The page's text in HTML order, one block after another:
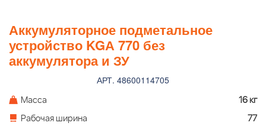
Аккумуляторное подметальное
устройство KGА 770 без
аккумулятора и ЗУ
АРТ. 48600114705
Масса
16 кг
Рабочая ширина
77